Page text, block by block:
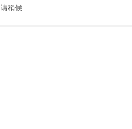
请稍候...